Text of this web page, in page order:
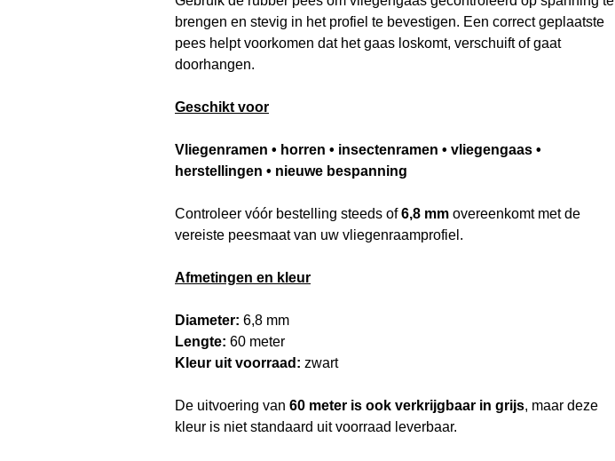
brengen en stevig in het profiel te bevestigen. Een correct geplaatste
pees helpt voorkomen dat het gaas loskomt, verschuift of gaat
doorhangen.
Geschikt voor
Vliegenramen • horren • insectenramen • vliegengaas •
herstellingen • nieuwe bespanning
Controleer vóór bestelling steeds of6,8 mm overeenkomt met de
vereiste peesmaat van uw vliegenraamprofiel.
Afmetingen en kleur
Diameter: 6,8 mm
Lengte: 60 meter
Kleur uit voorraad: zwart
De uitvoering van 60 meter is ook verkrijgbaar in grijs, maar deze
kleur is niet standaard uit voorraad leverbaar.